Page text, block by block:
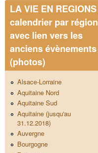
LA VIE EN REGIONS
calendrier par région
avec lien vers les
anciens évènements
(photos)
Alsace-Lorraine
Aquitaine Nord
Aquitaine Sud
Aquitaine (jusqu'au
31.12.2018)
Auvergne
Bourgogne